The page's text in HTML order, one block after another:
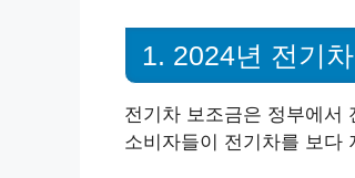
1. 2024년 전기
전기차 보조금은 정부에서
소비자들이 전기차를 보다